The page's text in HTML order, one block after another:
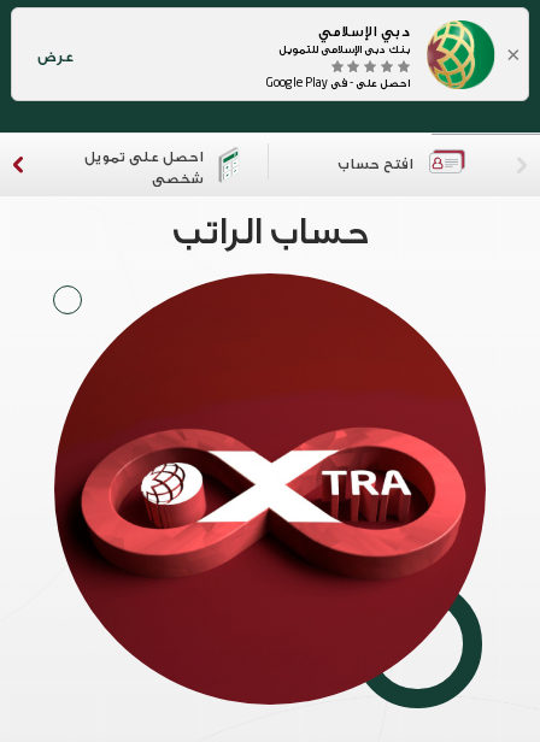
×
دبي الإسلامي
بنك دبي الإسلامي للتمويل
احصل على - في Google Play
عرض
افتح حساب
احصل على تمويل
شخصي
حساب الراتب